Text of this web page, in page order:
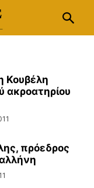
Κουβέλη
ακροατηρίου
πρόεδρος